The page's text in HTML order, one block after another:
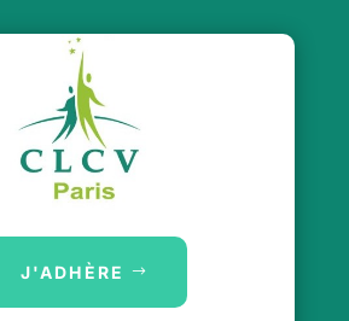
J'ADHÈRE